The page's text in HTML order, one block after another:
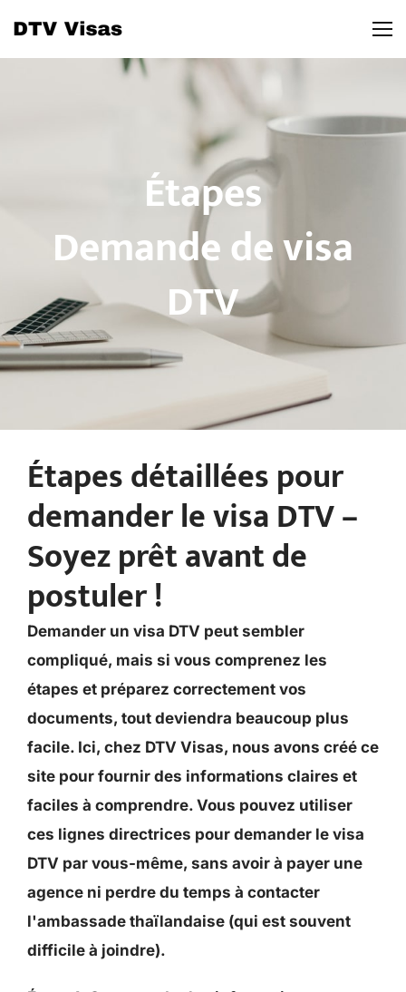
Étapes
Demande de visa
DTV
Étapes détaillées pour
demander le visa DTV –
Soyez prêt avant de
postuler !
Demander un visa DTV peut sembler
compliqué, mais si vous comprenez les
étapes et préparez correctement vos
documents, tout deviendra beaucoup plus
facile. Ici, chez DTV Visas, nous avons créé ce
site pour fournir des informations claires et
faciles à comprendre. Vous pouvez utiliser
ces lignes directrices pour demander le visa
DTV par vous-même, sans avoir à payer une
agence ni perdre du temps à contacter
l'ambassade thaïlandaise (qui est souvent
difficile à joindre).